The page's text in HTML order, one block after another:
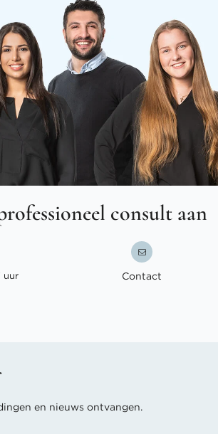
consult aan
uur Contact
en nieuws ontvangen.